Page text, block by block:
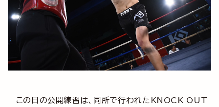
この日の公開練習は、同所で行われたKNOCK OUT